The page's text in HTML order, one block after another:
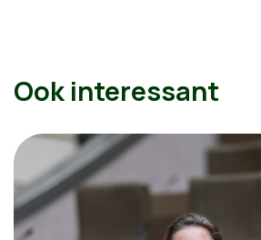
Ook interessant